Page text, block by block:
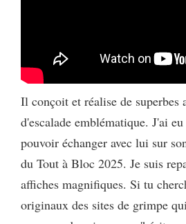
Il conçoit et réalise de superbes
d'escalade emblématique. J'ai
pouvoir échanger avec lui sur
du Tout à Bloc 2025. Je suis
affiches magnifiques. Si tu
originaux des sites de grimpe